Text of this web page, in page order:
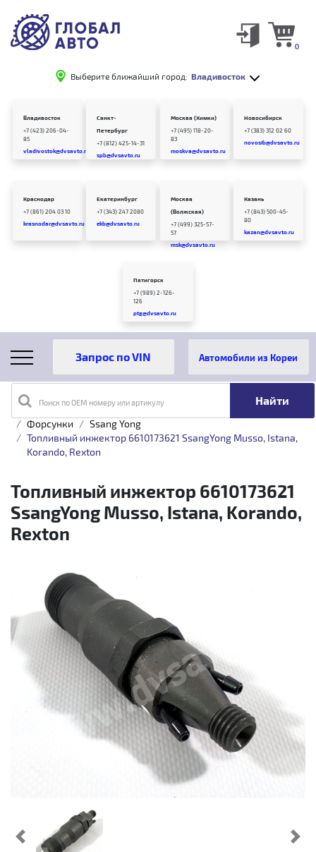
Выберите ближайший город: Владивосток
0
Владивосток
+7 (423) 206-04-
85
vladivostok@dvsavto.ru
Санкт-
Петербург
+7 (812) 425-14-31
spb@dvsavto.ru
Москва (Химки)
+7 (495) 118-20-
83
moskva@dvsavto.ru
Новосибирск
+7 (383) 312 02 60
novosib@dvsavto.ru
Краснодар
+7 (861) 204 03 10
krasnodar@dvsavto.ru
Екатеринбург
+7 (343) 247 2080
ekb@dvsavto.ru
Москва
(Волжская)
+7 (499) 325-57-
57
msk@dvsavto.ru
Казань
+7 (843) 500-45-
80
kazan@dvsavto.ru
Пятигорск
+7 (989) 2-126-
126
ptg@dvsavto.ru
Поиск по OEM номеру или артикулу
Автомобили из Кореи
Главная Каталог товаров
Топливная аппаратура
Форсунки
Ssang Yong
Топливный инжектор 6610173621 SsangYong Musso, Istana,
Korando, Rexton
Топливный инжектор 6610173621
SsangYong Musso, Istana, Korando,
Rexton
Предыдущий